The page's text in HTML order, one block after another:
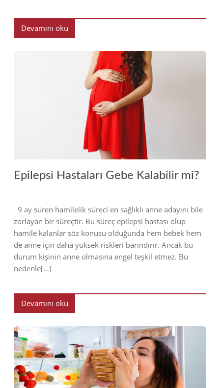
Devamını oku
Epilepsi Hastaları Gebe Kalabilir mi?
9 ay süren hamilelik süreci en sağlıklı anne adayını bile
zorlayan bir süreçtir. Bu süreç epilepsi hastası olup
hamile kalanlar söz konusu olduğunda hem bebek hem
de anne için daha yüksek riskleri barındırır. Ancak bu
durum kişinin anne olmasına engel teşkil etmez. Bu
nedenle[…]
Devamını oku